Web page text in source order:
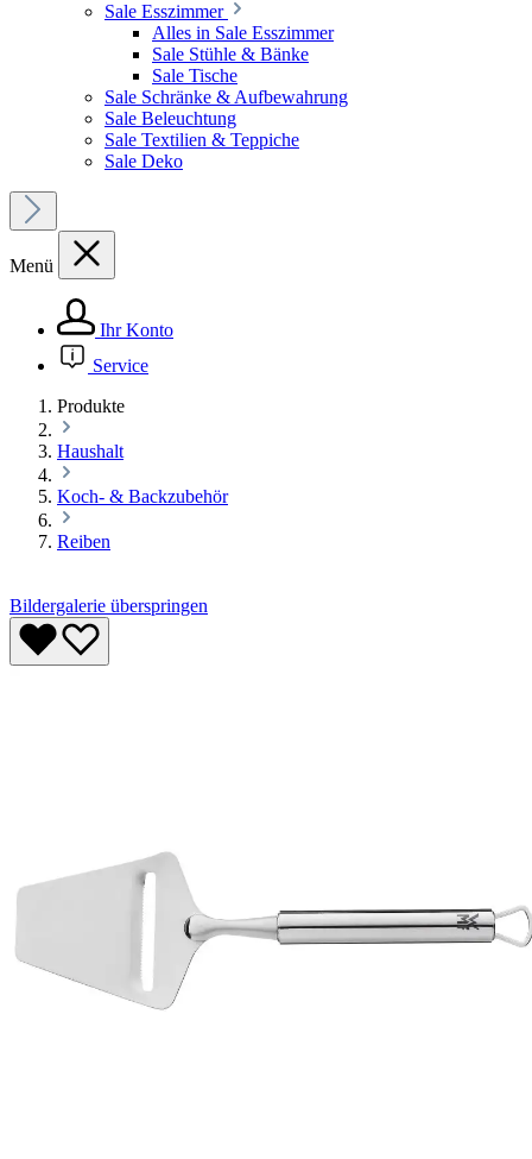
Sale Esszimmer
Alles in Sale Esszimmer
Sale Stühle & Bänke
Sale Tische
Sale Schränke & Aufbewahrung
Sale Beleuchtung
Sale Textilien & Teppiche
Sale Deko
Menü
Ihr Konto
Service
Produkte
Haushalt
Koch- & Backzubehör
Reiben
Bildergalerie überspringen